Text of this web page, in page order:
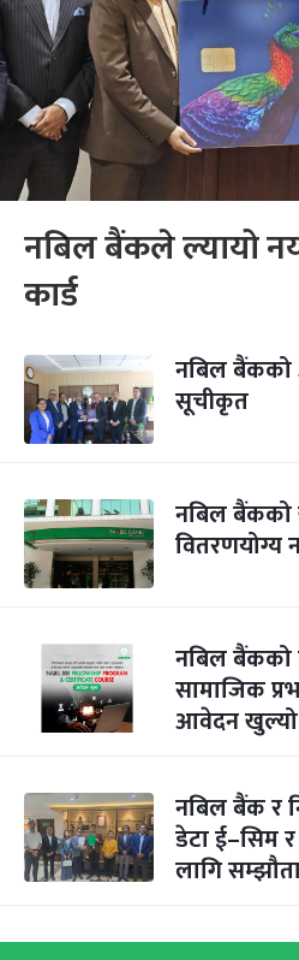
नबिल बैंकले ल्यायो
कार्ड
नबिल बैंकको
सूचीकृत
नबिल बैंकको
वितरणयोग्य
नबिल
सामाजिक
आवेदन खुल्यो
नबिल बैंक र
डेटा ई–सिम
लागि